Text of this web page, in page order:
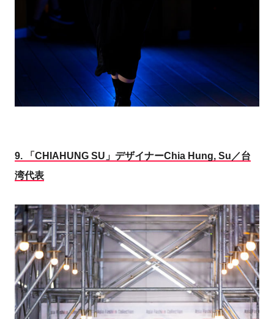
9.
「CHIAHUNG SU」デザイナーChia Hung, Su／台
湾代表